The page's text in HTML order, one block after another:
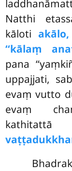
Natthi
kāloti akālo,
‘‘kālaṃ
pana
uppajjati,
evaṃ vutto
evaṃ